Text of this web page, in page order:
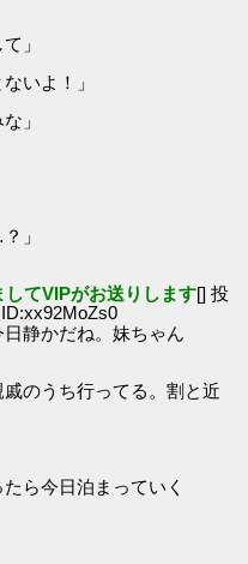
」
いよ！」
」
」
してVIPがお送りします[] 投
静かだね。妹ちゃん
のうち行ってる。割と近
ら今日泊まっていく